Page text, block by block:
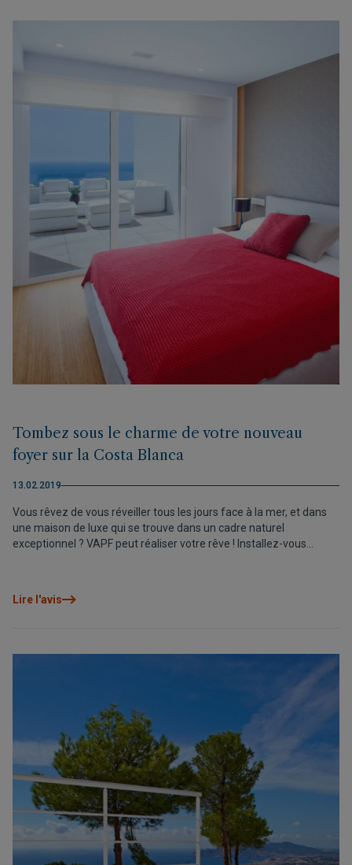
Tombez sous le charme de votre nouveau
foyer sur la Costa Blanca
13.02.2019
Vous rêvez de vous réveiller tous les jours face à la mer, et dans
une maison de luxe qui se trouve dans un cadre naturel
exceptionnel ? VAPF peut réaliser votre rêve ! Installez-vous
Lire l'avis